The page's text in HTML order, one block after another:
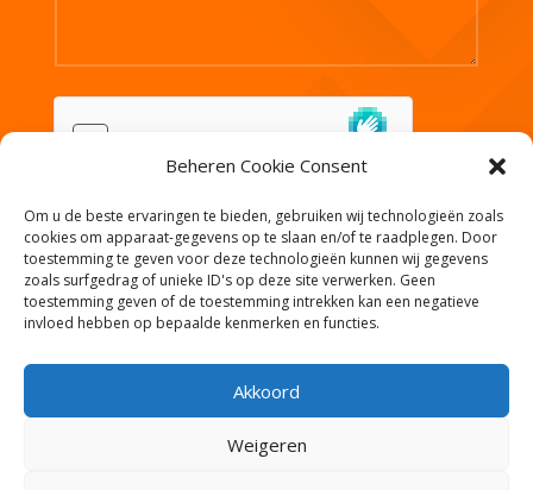
Beheren Cookie Consent
Om u de beste ervaringen te bieden, gebruiken wij technologieën zoals
cookies om apparaat-gegevens op te slaan en/of te raadplegen. Door
toestemming te geven voor deze technologieën kunnen wij gegevens
zoals surfgedrag of unieke ID's op deze site verwerken. Geen
toestemming geven of de toestemming intrekken kan een negatieve
invloed hebben op bepaalde kenmerken en functies.
Akkoord
Weigeren
VERZEND